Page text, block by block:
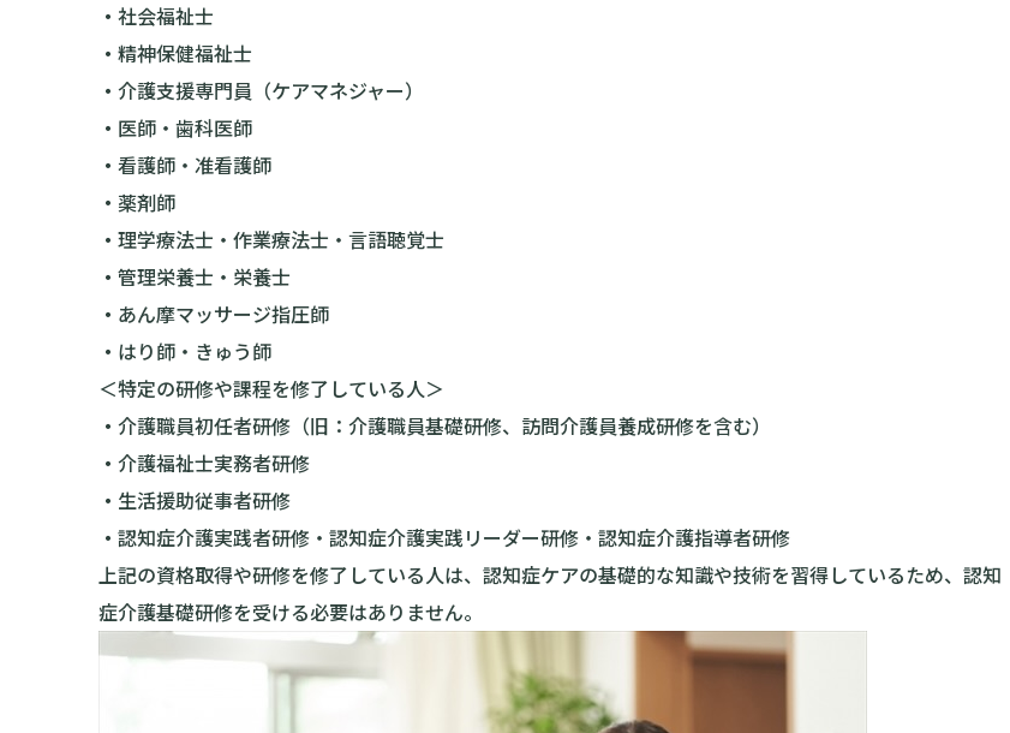
・ 社会福祉士
・ 精神保健福祉士
・ 介護支援専門員（ケアマネジャー）
・ 医師・歯科医師
・ 看護師・准看護師
・ 薬剤師
・ 理学療法士・作業療法士・言語聴覚士
・ 管理栄養士・栄養士
・ あん摩マッサージ指圧師
・ はり師・きゅう師
＜特定の研修や課程を修了している人＞
・ 介護職員初任者研修（旧：介護職員基礎研修、訪問介護員養成研修を含む）
・ 介護福祉士実務者研修
・ 生活援助従事者研修
・ 認知症介護実践者研修・認知症介護実践リーダー研修・認知症介護指導者研修
上記の資格取得や研修を修了している人は、認知症ケアの基礎的な知識や技術を習得しているため、認知
症介護基礎研修を受ける必要はありません。